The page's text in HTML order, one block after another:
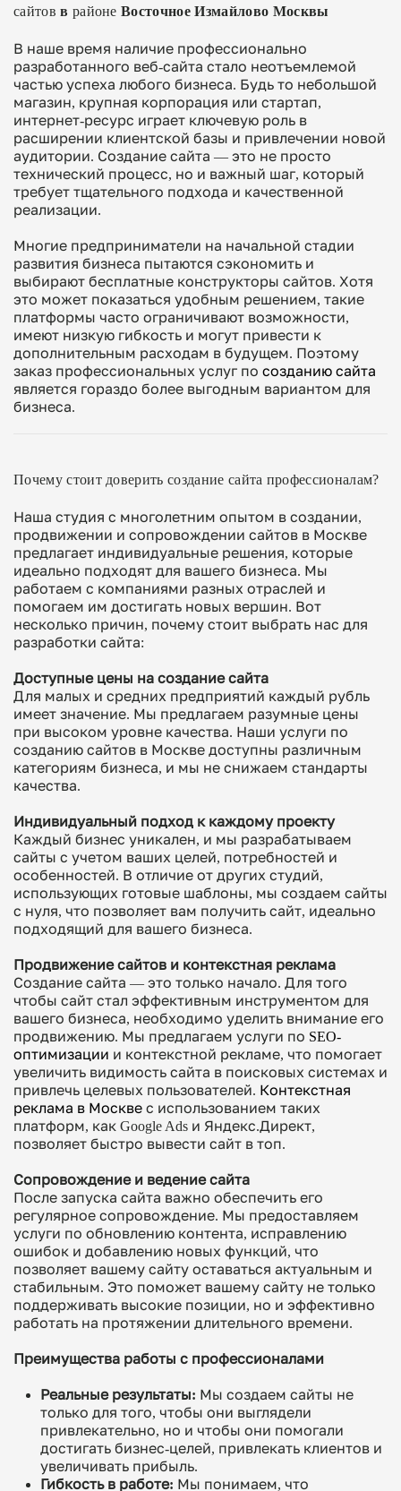
сайтовв районеВосточное Измайлово Москвы
В наше время наличие профессионально
разработанного веб-сайта стало неотъемлемой
частью успеха любого бизнеса. Будь то небольшой
магазин, крупная корпорация или стартап,
интернет-ресурс играет ключевую роль в
расширении клиентской базы и привлечении новой
аудитории. Создание сайта — это не просто
технический процесс, но и важный шаг, который
требует тщательного подхода и качественной
реализации.
Многие предприниматели на начальной стадии
развития бизнеса пытаются сэкономить и
выбирают бесплатные конструкторы сайтов. Хотя
это может показаться удобным решением, такие
платформы часто ограничивают возможности,
имеют низкую гибкость и могут привести к
дополнительным расходам в будущем. Поэтому
заказ профессиональных услуг по созданию сайта
является гораздо более выгодным вариантом для
бизнеса.
Почему стоит доверить создание сайта профессионалам?
Наша студия с многолетним опытом в создании,
продвижении и сопровождении сайтов в Москве
предлагает индивидуальные решения, которые
идеально подходят для вашего бизнеса. Мы
работаем с компаниями разных отраслей и
помогаем им достигать новых вершин. Вот
несколько причин, почему стоит выбрать нас для
разработки сайта:
Доступные цены на создание сайта
Для малых и средних предприятий каждый рубль
имеет значение. Мы предлагаем разумные цены
при высоком уровне качества. Наши услуги по
созданию сайтов в Москве доступны различным
категориям бизнеса, и мы не снижаем стандарты
качества.
Индивидуальный подход к каждому проекту
Каждый бизнес уникален, и мы разрабатываем
сайты с учетом ваших целей, потребностей и
особенностей. В отличие от других студий,
использующих готовые шаблоны, мы создаем сайты
с нуля, что позволяет вам получить сайт, идеально
подходящий для вашего бизнеса.
Продвижение сайтов и контекстная реклама
Создание сайта — это только начало. Для того
чтобы сайт стал эффективным инструментом для
вашего бизнеса, необходимо уделить внимание его
продвижению. Мы предлагаем услуги по SEO-
оптимизации и контекстной рекламе, что помогает
увеличить видимость сайта в поисковых системах и
привлечь целевых пользователей. Контекстная
реклама в Москве с использованием таких
платформ, как Google Ads и Яндекс.Директ,
позволяет быстро вывести сайт в топ.
Сопровождение и ведение сайта
После запуска сайта важно обеспечить его
регулярное сопровождение. Мы предоставляем
услуги по обновлению контента, исправлению
ошибок и добавлению новых функций, что
позволяет вашему сайту оставаться актуальным и
стабильным. Это поможет вашему сайту не только
поддерживать высокие позиции, но и эффективно
работать на протяжении длительного времени.
Преимущества работы с профессионалами
Реальные результаты: Мы создаем сайты не
только для того, чтобы они выглядели
привлекательно, но и чтобы они помогали
достигать бизнес-целей, привлекать клиентов и
увеличивать прибыль.
Гибкость в работе: Мы понимаем, что